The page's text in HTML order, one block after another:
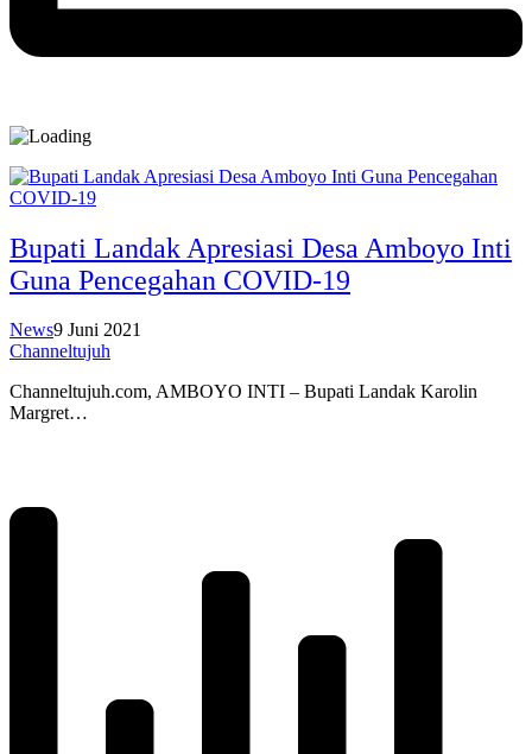
Bupati Landak Apresiasi Desa Amboyo Inti
Guna Pencegahan COVID-19
News9 Juni 2021
Channeltujuh
Channeltujuh.com, AMBOYO INTI – Bupati Landak Karolin
Margret…